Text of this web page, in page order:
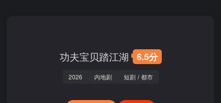
功夫宝贝踏江湖 6.5分
2026 内地剧 短剧 / 都市